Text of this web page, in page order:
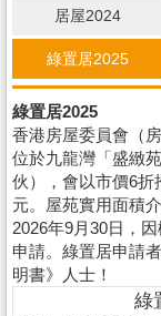
居屋2024
綠置居2025
綠置居2025
香港房屋委員會（
位於九龍灣「盛緻
伙），會以市價6折
元。屋苑實用面積
2026年9月30日，
申請。綠置居申請
明書》人士！
綠